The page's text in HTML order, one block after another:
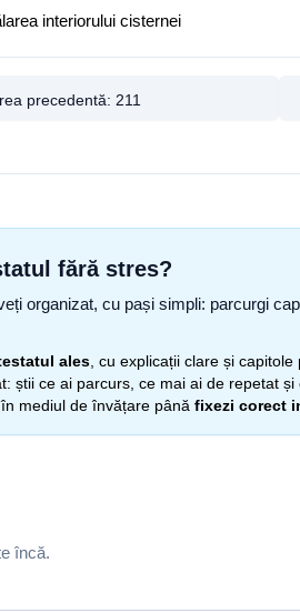
interiorului cisternei
precedentă: 211
fără stres?
organizat, cu pași simpli: parcurgi
ales , cu explicații clare și
știi ce ai parcurs, ce mai ai de repetat și
mediul de învățare până fixezi corect
încă.